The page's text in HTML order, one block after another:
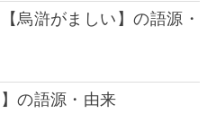
烏滸がましい】の語源・
の語源・由来